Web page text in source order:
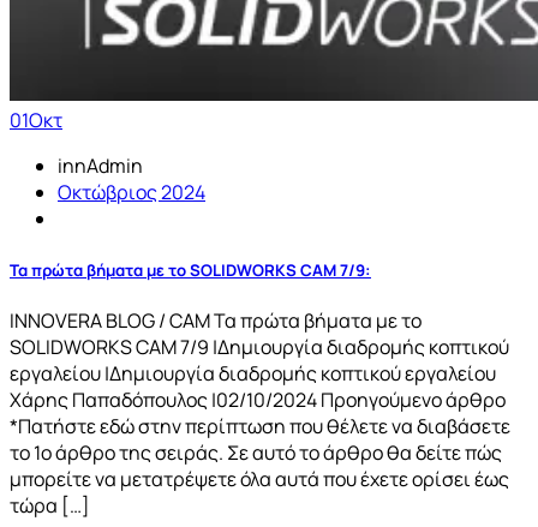
01Οκτ
innAdmin
Οκτώβριος 2024
Τα πρώτα βήματα με το SOLIDWORKS CAM 7/9:
INNOVERA BLOG / CAM Τα πρώτα βήματα με το
SOLIDWORKS CAM 7/9 |Δημιουργία διαδρομής κοπτικού
εργαλείου |Δημιουργία διαδρομής κοπτικού εργαλείου
Χάρης Παπαδόπουλος |02/10/2024 Προηγούμενο άρθρο
*Πατήστε εδώ στην περίπτωση που θέλετε να διαβάσετε
το 1ο άρθρο της σειράς. Σε αυτό το άρθρο θα δείτε πώς
μπορείτε να μετατρέψετε όλα αυτά που έχετε ορίσει έως
τώρα […]